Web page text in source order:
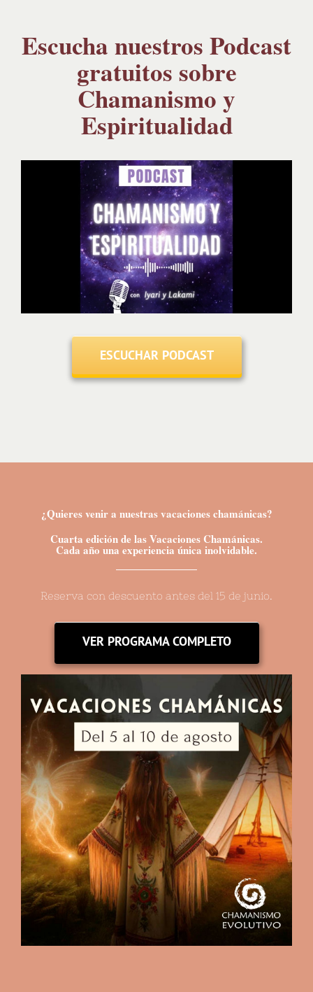
Escucha nuestros Podcast
gratuitos sobre
Chamanismo y
Espiritualidad
ESCUCHAR PODCAST
¿Quieres venir a nuestras vacaciones chamánicas?
Cuarta edición de las Vacaciones Chamánicas.
Cada año una experiencia única inolvidable.
Reserva con descuento antes del 15 de junio.
VER PROGRAMA COMPLETO